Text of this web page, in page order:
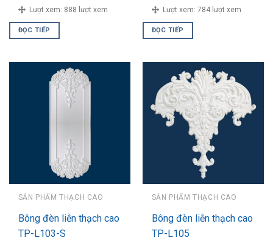
Lượt xem: 888 lượt xem
ĐỌC TIẾP
Lượt xem: 784 lượt xem
ĐỌC TIẾP
SẢN PHẨM THẠCH CAO
Bông đèn liễn thạch cao
TP-L103-S
SẢN PHẨM THẠCH CAO
Bông đèn liễn thạch cao
TP-L105